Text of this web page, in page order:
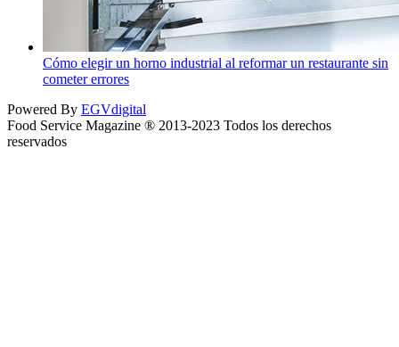
Cómo elegir un horno industrial al reformar un restaurante sin
cometer errores
Powered By EGVdigital
Food Service Magazine ® 2013-2023 Todos los derechos
reservados